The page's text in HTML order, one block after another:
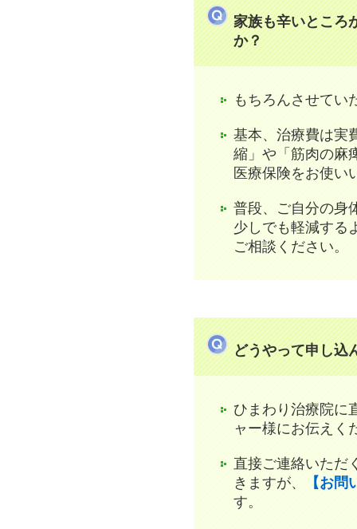
家族も辛いところ
か？
もちろんさせてい
基本、治療費は実
縮」や「筋肉の麻
医療保険をお使い
普段、ご自分の身
少しでも軽減する
ご相談ください。
どうやって申し込
ひまわり治療院に
ャー様にお伝えく
直接ご連絡いただ
きますが、
【お
す。